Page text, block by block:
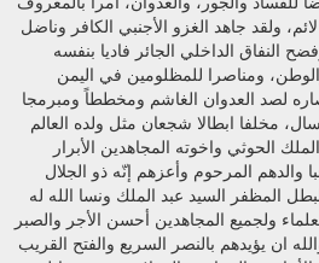
ولقد جاهد الغزو الأجنبي الكافر وناضل
النفاق الداخلي الجائر فاديا بنفسه
ومناصرا للمظلومين في اليمن
لصد العدوان الغاشم ومخططاً ومبرمجا
مخلفا ابطالا شجعان مثل ولده العالم
الحوثي واخوته المجاهدين الأبرار
والدهم المرحوم وأعزهم إنّه ذو الجلال
المظفر السيد عبد الملك ونسا الله له
ولجميع المجاهدين أحسن الأجر والصبر
ان يؤيدهم بالنصر السريع والفتح القريب